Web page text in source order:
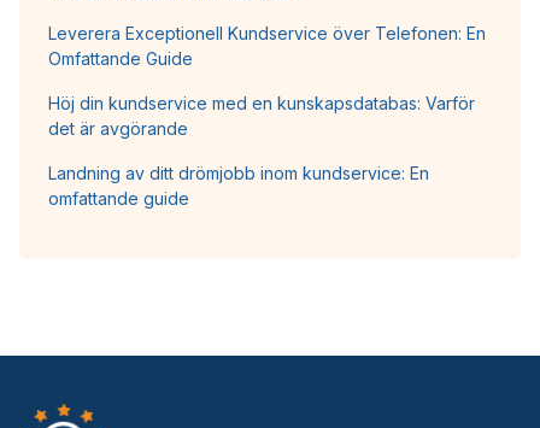
Leverera Exceptionell Kundservice över Telefonen: En
Omfattande Guide
Höj din kundservice med en kunskapsdatabas: Varför
det är avgörande
Landning av ditt drömjobb inom kundservice: En
omfattande guide